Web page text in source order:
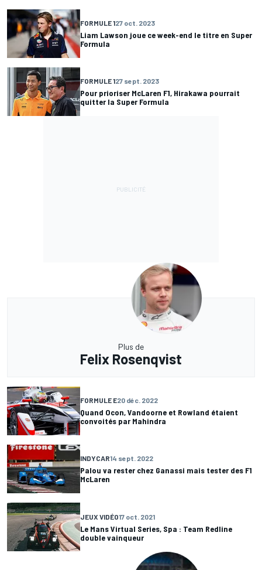
FORMULE 127 oct. 2023
Liam Lawson joue ce week-end le titre en Super
Formula
FORMULE 127 sept. 2023
Pour prioriser McLaren F1, Hirakawa pourrait
quitter la Super Formula
Plus de
Felix Rosenqvist
FORMULE E20 déc. 2022
Quand Ocon, Vandoorne et Rowland étaient
convoités par Mahindra
INDYCAR14 sept. 2022
Palou va rester chez Ganassi mais tester des F1
McLaren
JEUX VIDÉO17 oct. 2021
Le Mans Virtual Series, Spa : Team Redline
double vainqueur